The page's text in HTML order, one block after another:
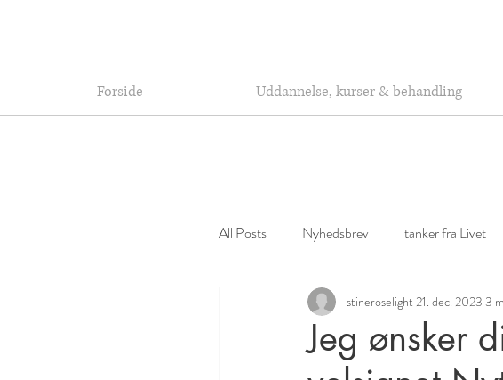
Forside Uddannelse, kurser & behandling
All Posts Nyhedsbrev tanker fra Livet
Jeg ønsker
stineroselight 21. dec. 2023 3